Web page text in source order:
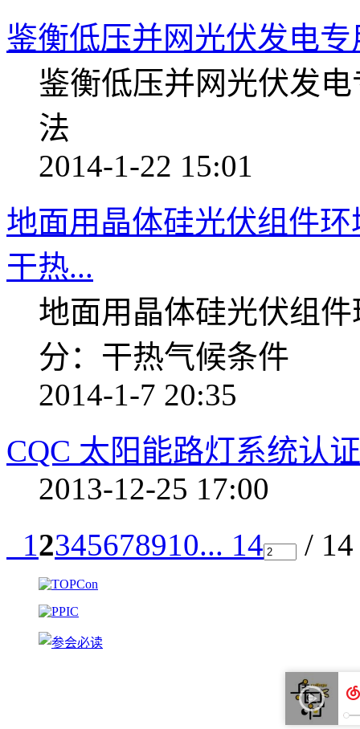
鉴衡低压并网光伏发电
鉴衡低压并网光伏发
法
2014-1-22 15:01
地面用晶体硅光伏组件
干热...
地面用晶体硅光伏组
分：干热气候条件
2014-1-7 20:35
CQC 太阳能路灯系统认
2013-12-25 17:00
12345678910... 14 /